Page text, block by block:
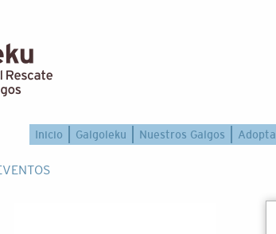
Inicio Galgoleku Nuestros Galgos Adopta